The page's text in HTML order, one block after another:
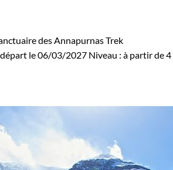
des AnnapurnasTrek
le 06/03/2027 Niveau : à partir de4